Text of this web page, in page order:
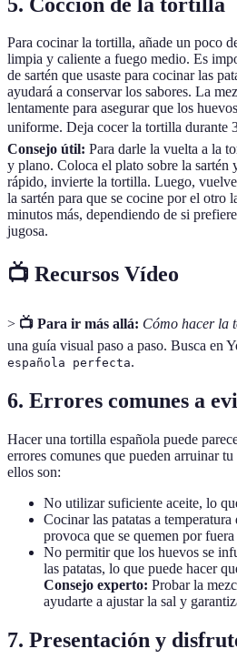
Para cocinar la tortilla, añade un poco
limpia y caliente a fuego medio. Es
de sartén que usaste para cocinar las
ayudará a conservar los sabores. La
lentamente para asegurar que los
uniforme. Deja cocer la tortilla durante
Consejo útil: Para darle la vuelta a la
y plano. Coloca el plato sobre la sartén
rápido, invierte la tortilla. Luego,
la sartén para que se cocine por el otro
minutos más, dependiendo de si
jugosa.
📺 Recursos Vídeo
> 📺 Para ir más allá: Cómo hacer la
una guía visual paso a paso. Busca en
española perfecta.
6. Errores comunes a
Hacer una tortilla española puede
errores comunes que pueden arruinar
ellos son:
No utilizar suficiente aceite, lo
Cocinar las patatas a
provoca que se quemen por
No permitir que los huevos se
las patatas, lo que puede hacer
Consejo experto: Probar la
ayudarte a ajustar la sal y
7. Presentación y